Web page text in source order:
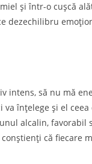
şi într-o cuşcă
dezechilibru
intens, să nu mă
înţelege şi el ceea
alcalin, favo­rabil
că fiecare